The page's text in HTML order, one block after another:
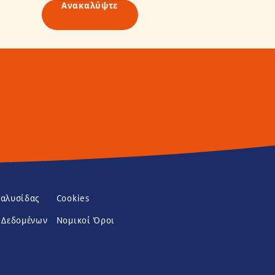
Ανακαλύψτε
Cookies
(opens in new window)
Νομικοί Όροι
(opens in new window)